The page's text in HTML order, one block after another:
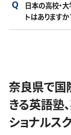
面でお悩みの場
海外学位を取
での生活や進
す。
ておりますので
クールにご興
単純に学費が
ります。
に比べて学費
奈良県で単に
スクールをお
国際英語コー
準（国際基準）
日本の高校・
トはありますか
ーダーメイドカ
に導きます。
インターナショ
の学習管理や
奈良県で国
きる英語塾
ショナルス